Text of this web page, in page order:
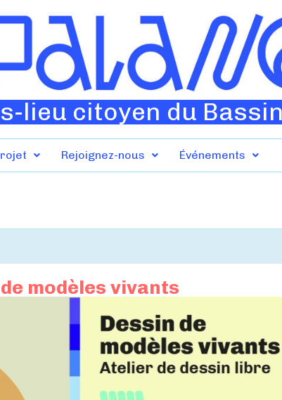
lieu citoyen du
Rejoignez-nous Événements
modèles vivants